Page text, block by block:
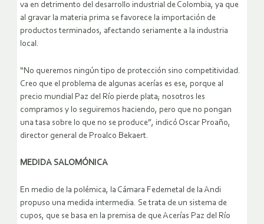
va en detrimento del desarrollo industrial de Colombia, ya que
al gravar la materia prima se favorece la importación de
productos terminados, afectando seriamente a la industria
local.
“No queremos ningún tipo de protección sino competitividad.
Creo que el problema de algunas acerías es ese, porque al
precio mundial Paz del Río pierde plata; nosotros les
compramos y lo seguiremos haciendo, pero que no pongan
una tasa sobre lo que no se produce”, indicó Oscar Proaño,
director general de Proalco Bekaert.
MEDIDA SALOMÓNICA
En medio de la polémica, la Cámara Fedemetal de la Andi
propuso una medida intermedia. Se trata de un sistema de
cupos, que se basa en la premisa de que Acerías Paz del Río